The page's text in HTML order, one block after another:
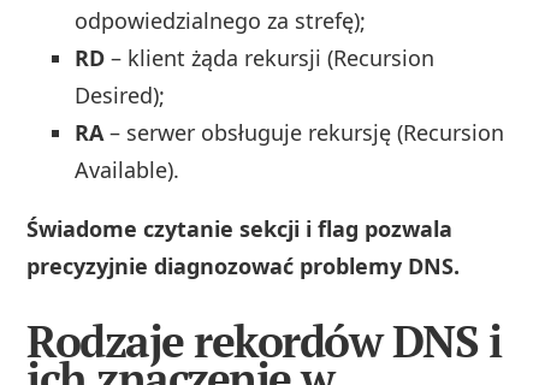
odpowiedzialnego za strefę);
RD – klient żąda rekursji (Recursion
Desired);
RA– serwer obsługuje rekursję (Recursion
Available).
Świadome czytanie sekcji i flag pozwala
precyzyjnie diagnozować problemy DNS.
Rodzaje rekordów DNS i